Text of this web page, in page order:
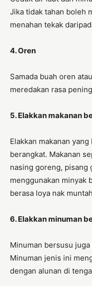
Jika tidak tahan boleh
menahan tekak
4. Oren
Samada buah oren
meredakan rasa
5. Elakkan makanan
Elakkan makanan
berangkat. Makanan
nasing goreng, pisang
menggunakan minyak
berasa loya nak
6. Elakkan minuman
Minuman bersusu
Minuman jenis ini
dengan alunan di